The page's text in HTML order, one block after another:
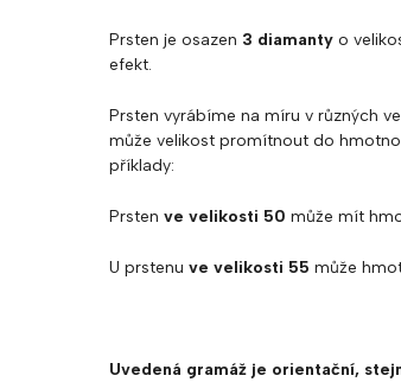
Prsten je osazen 3 diamanty o
efekt.
Prsten vyrábíme na míru v různých
může velikost promítnout do
příklady:
Prsten ve velikosti 50 může mít
U prstenu ve velikosti 55 může
Uvedená gramáž je orientační,